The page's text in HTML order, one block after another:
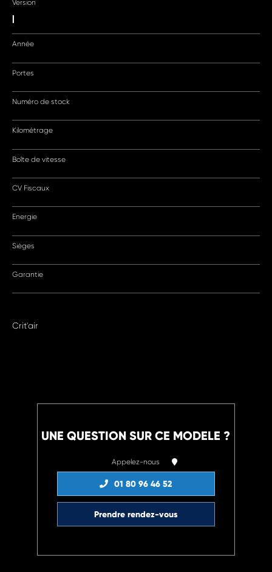
Version
|
Année
Portes
Numéro de stock
Kilométrage
Boîte de vitesse
CV Fiscaux
Energie
Sièges
Garantie
Crit'air
UNE QUESTION SUR CE MODELE ?
Appelez-nous
01 80 96 46 52
Prendre rendez-vous